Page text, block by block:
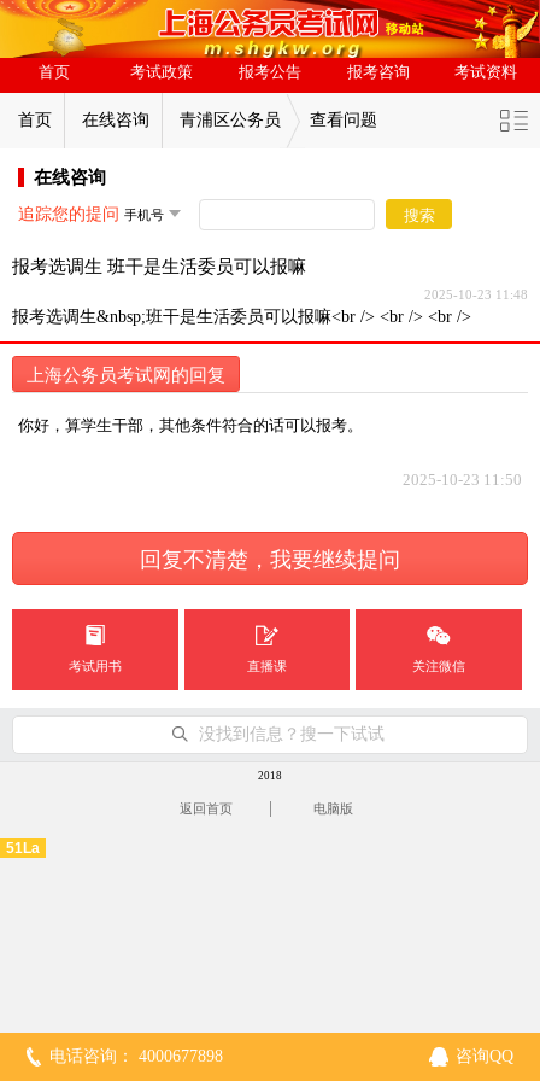
首页 考试政策 报考公告 报考咨询 考试资料
首页 在线咨询 青浦区公务员 查看问题
在线咨询
追踪您的提问 搜索
报考选调生 班干是生活委员可以报嘛
2025-10-23 11:48
报考选调生&nbsp;班干是生活委员可以报嘛<br /> <br /> <br />
上海公务员考试网的回复
你好，算学生干部，其他条件符合的话可以报考。
2025-10-23 11:50
回复不清楚，我要继续提问
考试用书 直播课 关注微信
没找到信息？搜一下试试
2018
返回首页 电脑版
电话咨询： 4000677898 咨询QQ
51La